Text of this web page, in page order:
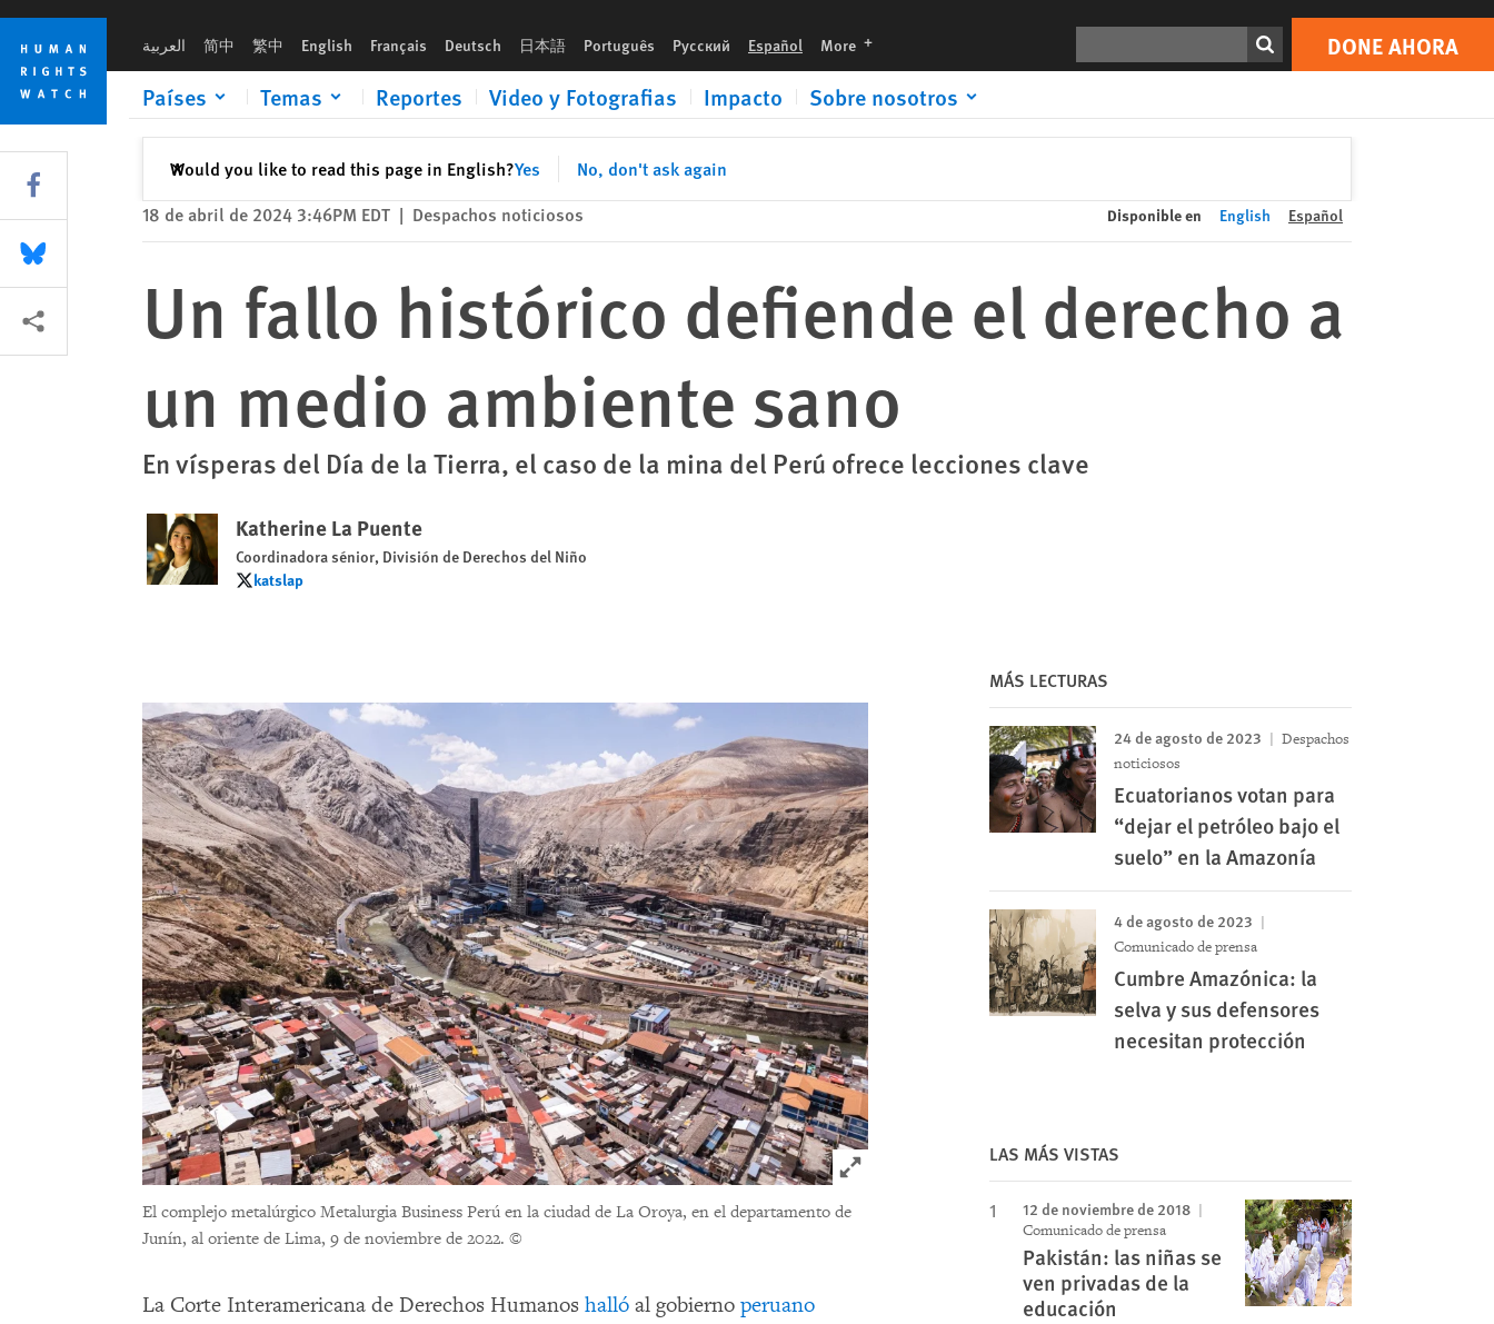
Skip
cookie
privacy
notice
Skip
main
content
العربية 简中 繁中 English Français Deutsch 日本語 Português Русский Español More languages DONE AHORA
Países Temas Reportes Video y Fotografias Impacto Sobre nosotros
Would you like to read this page in English?Yes No, don't ask again
✕Cerrar
Print DONE AHORA
18 de abril de 2024 3:46PM EDT | Despachos noticiosos Disponible en English Español
Un fallo histórico defiende el derecho a
un medio ambiente sano
En vísperas del Día de la Tierra, el caso de la mina del Perú ofrece lecciones clave
Katherine La Puente
Coordinadora sénior, División de Derechos del Niño
katslap
katslap
Click to expand Image
El complejo metalúrgico Metalurgia Business Perú en la ciudad de La Oroya, en el departamento de
Junín, al oriente de Lima, 9 de noviembre de 2022. ©
La Corte Interamericana de Derechos Humanos halló al gobierno peruano
MÁS LECTURAS
24 de agosto de 2023
Despachos
noticiosos
Ecuatorianos votan para
“dejar el petróleo bajo el
suelo” en la Amazonía
4 de agosto de 2023
Comunicado de prensa
Cumbre Amazónica: la
selva y sus defensores
necesitan protección
LAS MÁS VISTAS
12 de noviembre de 2018
Comunicado de prensa
Pakistán: las niñas se
ven privadas de la
educación
Share this via Facebook
Share this via Bluesky
Share this via Compartir